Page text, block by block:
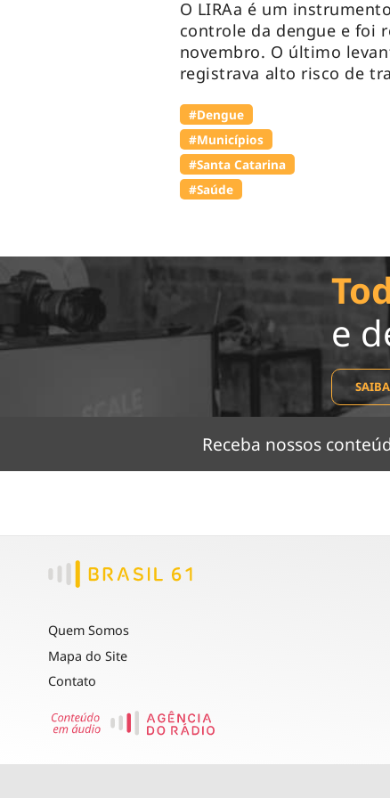
O LIRAa é um
controle da dengue e foi
novembro. O último
registrava alto risco de
#Dengue
#Municípios
#Santa Catarina
#Saúde
e
Receba nossos
Quem Somos
Mapa do Site
Contato